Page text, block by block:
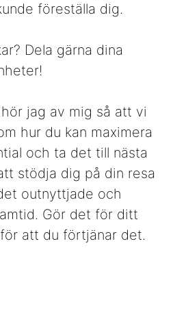
föreställa dig.
Dela gärna dina
jag av mig så att vi
hur du kan maximera
och ta det till nästa
stödja dig på din resa
outnyttjade och
Gör det för ditt
att du förtjänar det.